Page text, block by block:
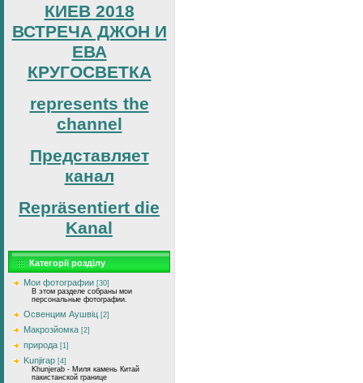
КИЕВ 2018
ВСТРЕЧА ДЖОН И
ЕВА
КРУГОСВЕТКА
represents the
channel
Представляет
канал
Repräsentiert die
Kanal
Категорії розділу
Мои фотографии [30]
В этом разделе собраны мои
персональные фотографии.
Освенцим Аушвіц [2]
Макрозйомка [2]
природа [1]
Kunjirap [4]
Khunjerab - Миля камень Китай
пакистанской границе